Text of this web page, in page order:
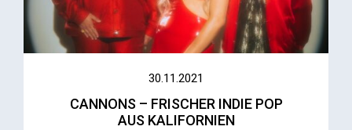
30.11.2021
CANNONS – FRISCHER INDIE POP
AUS KALIFORNIEN